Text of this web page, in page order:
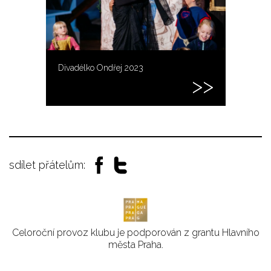
Divadélko Ondřej 2023
sdílet přátelům:
Celoroční provoz klubu je podporován z grantu Hlavního
města Praha.